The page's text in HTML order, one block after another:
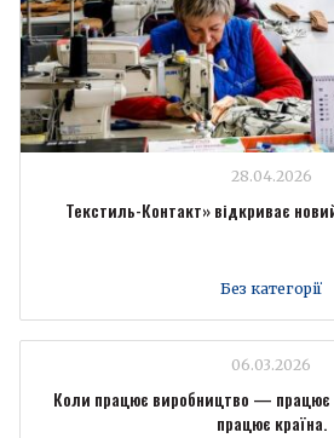
28.04.2026
Текстиль-Контакт» відкриває
Без категорії
06.03.2026
Коли працює виробництво — працює
працює країна.